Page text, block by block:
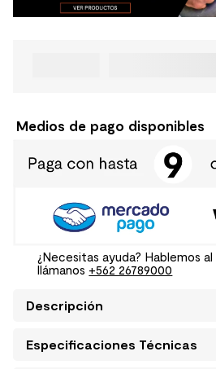
Medios de pago disponibles
¿Necesitas ayuda? Hablemos al
llámanos +562 26789000
Descripción
Especificaciones Técnicas